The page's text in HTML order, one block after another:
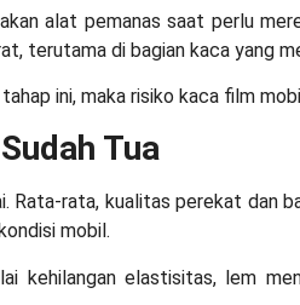
alat pemanas saat perlu
terutama di bagian kaca yang
ini, maka risiko kaca film
Tua
Rata-rata, kualitas perekat dan
mobil.
kehilangan elastisitas, lem